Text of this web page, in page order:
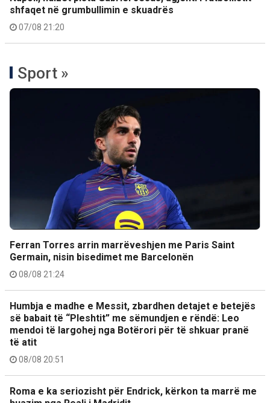
shfaqet në grumbullimin e skuadrës
07/08 21:20
Sport »
Ferran Torres arrin marrëveshjen me Paris Saint
Germain, nisin bisedimet me Barcelonën
08/08 21:24
Humbja e madhe e Messit, zbardhen detajet e betejës
së babait të “Pleshtit” me sëmundjen e rëndë: Leo
mendoi të largohej nga Botërori për të shkuar pranë
të atit
08/08 20:51
Roma e ka seriozisht për Endrick, kërkon ta marrë me